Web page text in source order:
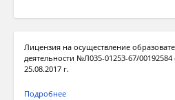
Лицензия на осуществление
деятельности №Л035-01253-67/00192584
25.08.2017 г.
Подробнее